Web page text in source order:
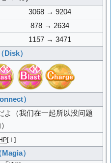
3068 → 9204
878 → 2634
1157 → 3471
Disk）
）
よ
（我们在一起所以没问题
[Ⅰ]
）